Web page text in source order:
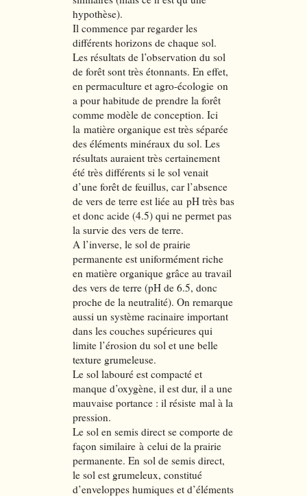
hypothèse).
Il commence par regarder les
différents horizons de chaque sol.
Les résultats de l’observation du sol
de forêt sont très étonnants. En effet,
en permaculture et agro-écologie on
a pour habitude de prendre la forêt
comme modèle de conception. Ici
la matière organique est très séparée
des éléments minéraux du sol. Les
résultats auraient très certainement
été très différents si le sol venait
d’une forêt de feuillus, car l’absence
de vers de terre est liée au pH très bas
et donc acide (4.5) qui ne permet pas
la survie des vers de terre.
A l’inverse, le sol de prairie
permanente est uniformément riche
en matière organique grâce au travail
des vers de terre (pH de 6.5, donc
proche de la neutralité). On remarque
aussi un système racinaire important
dans les couches supérieures qui
limite l’érosion du sol et une belle
texture grumeleuse.
Le sol labouré est compacté et
manque d’oxygène, il est dur, il a une
mauvaise portance : il résiste mal à la
pression.
Le sol en semis direct se comporte de
façon similaire à celui de la prairie
permanente. En sol de semis direct,
le sol est grumeleux, constitué
d’enveloppes humiques et d’éléments